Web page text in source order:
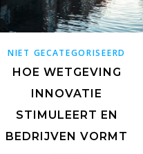
NIET GECATEGORISEERD
HOE WETGEVING
INNOVATIE
STIMULEERT EN
BEDRIJVEN VORMT